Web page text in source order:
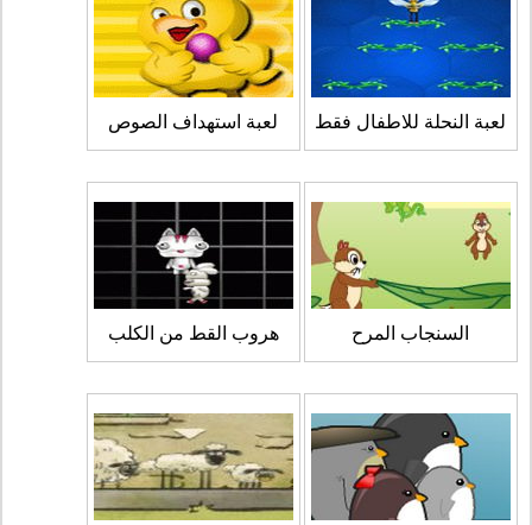
لعبة النحلة للاطفال فقط لعبة استهداف الصوص
السنجاب المرح هروب القط من الكلب